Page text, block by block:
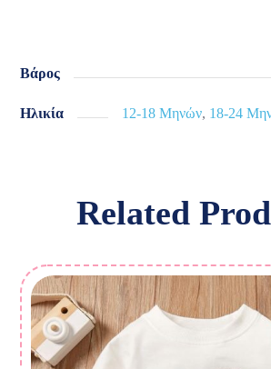
Βάρος
Ηλικία 12-18 Μηνών, 18-24
Related